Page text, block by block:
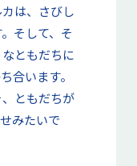
は、さびし
そして、そ
ともだちに
合います。
ともだちが
みたいで